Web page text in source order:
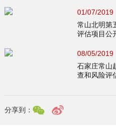
01/07/2019
常山北明第
评估项目公
08/05/2019
石家庄常山
查和风险评
分享到：